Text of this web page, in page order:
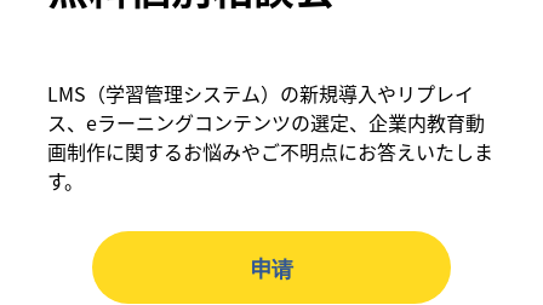
LMS（学習管理システム）の新規導入やリプレイ
ス、eラーニングコンテンツの選定、企業内教育動
画制作に関するお悩みやご不明点にお答えいたしま
す。
申请